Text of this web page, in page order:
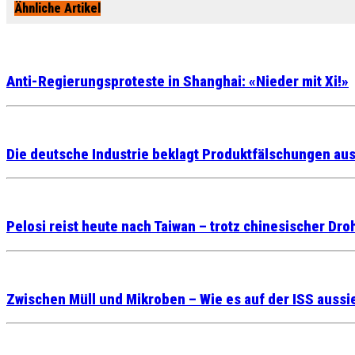
Ähnliche Artikel
Anti-Regierungsproteste in Shanghai: «Nieder mit Xi!»
Die deutsche Industrie beklagt Produktfälschungen
Pelosi reist heute nach Taiwan – trotz chinesischer
Zwischen Müll und Mikroben – Wie es auf der ISS